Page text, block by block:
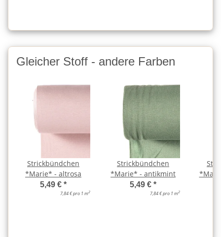
Gleicher Stoff - andere Farben
Strickbündchen
*Marie* - altrosa
5,49 € *
7,84 € pro 1 m2
Strickbündchen
*Marie* - antikmint
5,49 € *
7,84 € pro 1 m2